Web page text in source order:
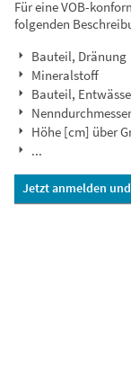
Für eine VOB-
folgenden
Bauteil, Dränung
Mineralstoff
Bauteil,
Höhe [cm] über
...
Jetzt anmelden